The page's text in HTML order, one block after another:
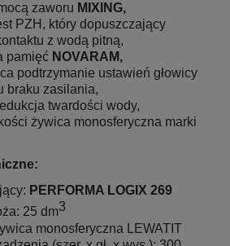
zaworu MIXING,
PZH, który dopuszczający
z wodą pitną,
pamięć NOVARAM,
podtrzymanie ustawień głowicy
braku zasilania,
twardości wody,
żywica monosferyczna marki
PERFORMA LOGIX 269
25 dm3
monosferyczna LEWATIT